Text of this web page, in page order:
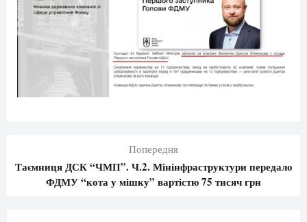
Попередня
Таємниця ДСК “ЧМП”. Ч.2. Мінінфраструктури передало
ФДМУ “кота у мішку” вартістю 75 тисяч грн